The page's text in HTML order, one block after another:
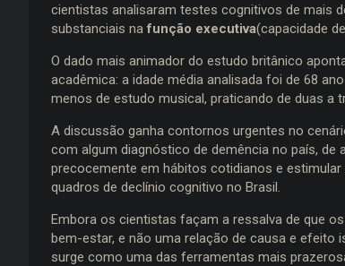
cientistas analisaram testes cognitivos de mais
substanciais nafunção executiva(capacidade
O dado mais animador do estudo britânico
acadêmica: a idade média analisada foi de 68
menos de estudo musical, praticando de duas a
A discussão ganha contornos urgentes no
com algum diagnóstico de demência no país,
precocemente em hábitos cotidianos e
quadros de declínio cognitivo no Brasil.
Embora os cientistas façam a ressalva de que
bem-estar, e não uma relação de causa e efeito
surge como uma das ferramentas mais